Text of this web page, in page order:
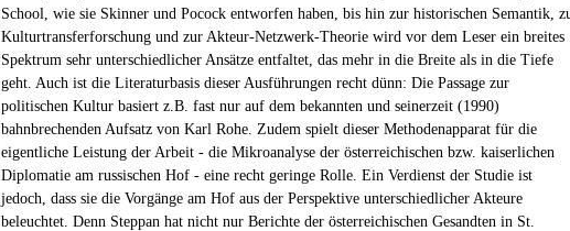
School, wie sie Skinner und Pocock entworfen haben, bis hin zur historischen Semantik,
Kulturtransferforschung und zur Akteur-Netzwerk-Theorie wird vor dem Leser ein breites
Spektrum sehr unterschiedlicher Ansätze entfaltet, das mehr in die Breite als in die Tiefe
geht. Auch ist die Literaturbasis dieser Ausführungen recht dünn: Die Passage zur
politischen Kultur basiert z.B. fast nur auf dem bekannten und seinerzeit (1990)
bahnbrechenden Aufsatz von Karl Rohe. Zudem spielt dieser Methodenapparat für die
eigentliche Leistung der Arbeit - die Mikroanalyse der österreichischen bzw. kaiserlichen
Diplomatie am russischen Hof - eine recht geringe Rolle. Ein Verdienst der Studie ist
jedoch, dass sie die Vorgänge am Hof aus der Perspektive unterschiedlicher Akteure
beleuchtet. Denn Steppan hat nicht nur Berichte der österreichischen Gesandten in St.